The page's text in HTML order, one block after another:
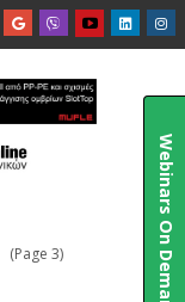

(Page 3) Webinars On Demand